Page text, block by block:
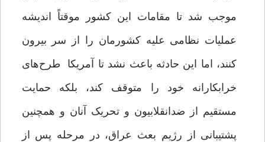
موجب شد تا مقامات این کشور موقتاً اندیشه
عملیات نظامی علیه کشورمان را از سر بیرون
کنند، اما این حادثه باعث نشد تا آمریکا طرح‌های
خرابکارانه خود را متوقف کند، بلکه حمایت
مستقیم از ضدانقلابیون و تحریک آنان و همچنین
پشتیبانی از رژیم بعث عراق، در مرحله پس از